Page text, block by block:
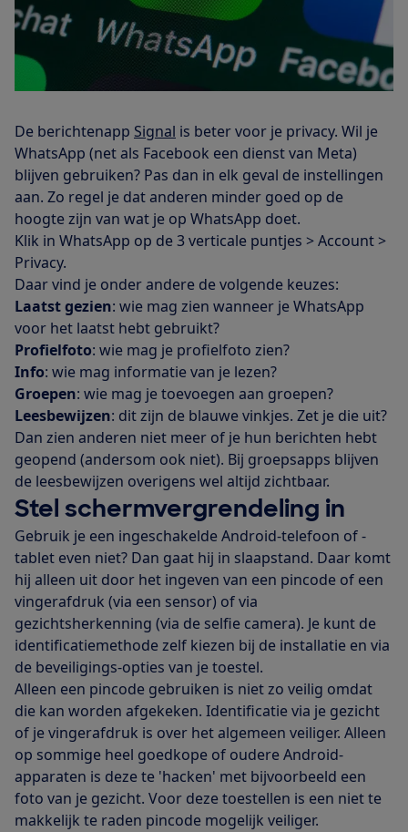
De berichtenapp Signal is beter voor je privacy. Wil je
WhatsApp (net als Facebook een dienst van Meta)
blijven gebruiken? Pas dan in elk geval de instellingen
aan. Zo regel je dat anderen minder goed op de
hoogte zijn van wat je op WhatsApp doet.
Klik in WhatsApp op de 3 verticale puntjes > Account >
Privacy.
Daar vind je onder andere de volgende keuzes:
Laatst gezien: wie mag zien wanneer je WhatsApp
voor het laatst hebt gebruikt?
Profielfoto: wie mag je profielfoto zien?
Info: wie mag informatie van je lezen?
Groepen: wie mag je toevoegen aan groepen?
Leesbewijzen: dit zijn de blauwe vinkjes. Zet je die uit?
Dan zien anderen niet meer of je hun berichten hebt
geopend (andersom ook niet). Bij groepsapps blijven
de leesbewijzen overigens wel altijd zichtbaar.
Stel schermvergrendeling in
Gebruik je een ingeschakelde Android-telefoon of -
tablet even niet? Dan gaat hij in slaapstand. Daar komt
hij alleen uit door het ingeven van een pincode of een
vingerafdruk (via een sensor) of via
gezichtsherkenning (via de selfie camera). Je kunt de
identificatiemethode zelf kiezen bij de installatie en via
de beveiligings-opties van je toestel.
Alleen een pincode gebruiken is niet zo veilig omdat
die kan worden afgekeken. Identificatie via je gezicht
of je vingerafdruk is over het algemeen veiliger. Alleen
op sommige heel goedkope of oudere Android-
apparaten is deze te 'hacken' met bijvoorbeeld een
foto van je gezicht. Voor deze toestellen is een niet te
makkelijk te raden pincode mogelijk veiliger.